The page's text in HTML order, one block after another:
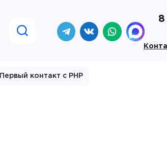
8
Первый контакт с PHP